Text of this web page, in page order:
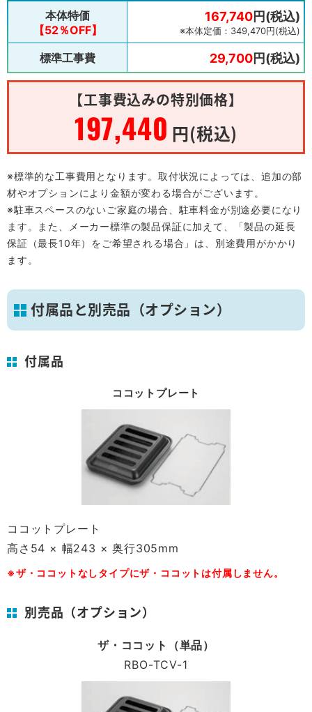
本体特価
【52％OFF】
167,740円(税込)
※本体定価：349,470円(税込)
標準工事費 29,700円(税込)
【工事費込みの特別価格】
197,440 円(税込)
※標準的な工事費用となります。取付状況によっては、追加の部
材やオプションにより金額が変わる場合がございます。
※駐車スペースのないご家庭の場合、駐車料金が別途必要になり
ます。また、メーカー標準の製品保証に加えて、「製品の延長
保証（最長10年）をご希望される場合」は、別途費用がかかり
ます。
付属品と別売品（オプション）
付属品
ココットプレート
ココットプレート
高さ54 × 幅243 × 奥行305mm
※ザ・ココットなしタイプにザ・ココットは付属しません。
別売品（オプション）
ザ・ココット（単品）
RBO-TCV-1